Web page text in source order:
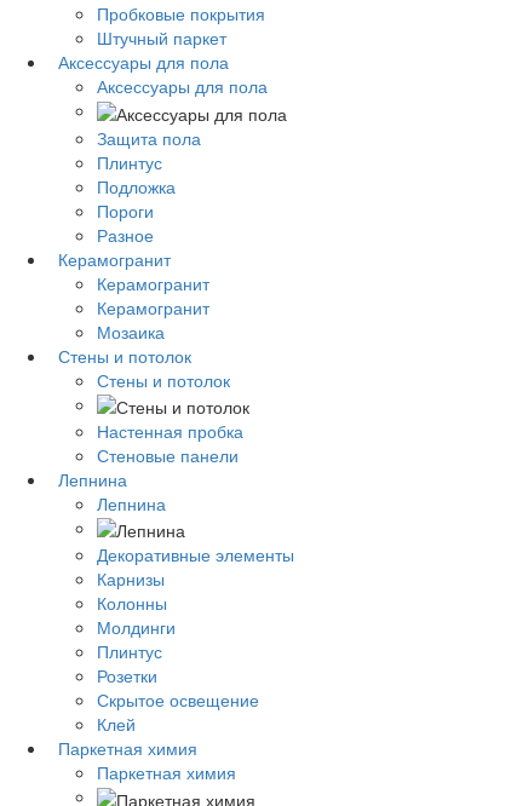
Пробковые покрытия
Штучный паркет
Аксессуары для пола
Аксессуары для пола
Защита пола
Плинтус
Подложка
Пороги
Разное
Керамогранит
Керамогранит
Керамогранит
Мозаика
Стены и потолок
Стены и потолок
Настенная пробка
Стеновые панели
Лепнина
Лепнина
Декоративные элементы
Карнизы
Колонны
Молдинги
Плинтус
Розетки
Скрытое освещение
Клей
Паркетная химия
Паркетная химия